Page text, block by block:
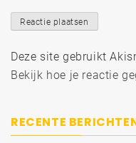
Deze site gebruikt
Bekijk hoe je reactie
RECENTE